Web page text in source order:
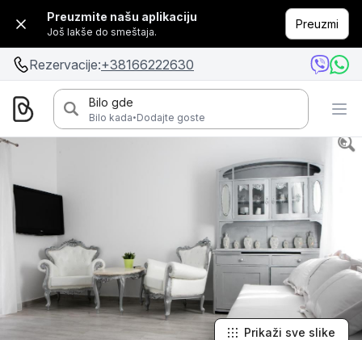
Preuzmite našu aplikaciju
Još lakše do smeštaja.
Preuzmi
Rezervacije:+38166222630
Bilo gde
Bilo kada·Dodajte goste
Prikaži sve slike